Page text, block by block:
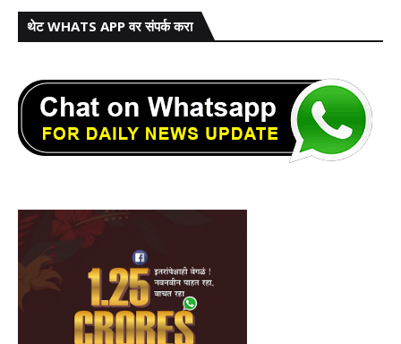
थेट WHATS APP वर संपर्क करा